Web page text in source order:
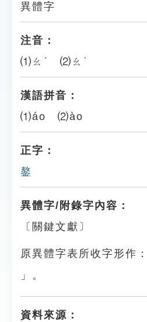
異體字
注音：
⑴ㄠˊ ⑵ㄠˋ
漢語拼音：
⑴áo ⑵ào
正字：
鏊
異體字/附錄字內容：
〔關鍵文獻〕
原異體字表所收字形作：
」。
資料來源：